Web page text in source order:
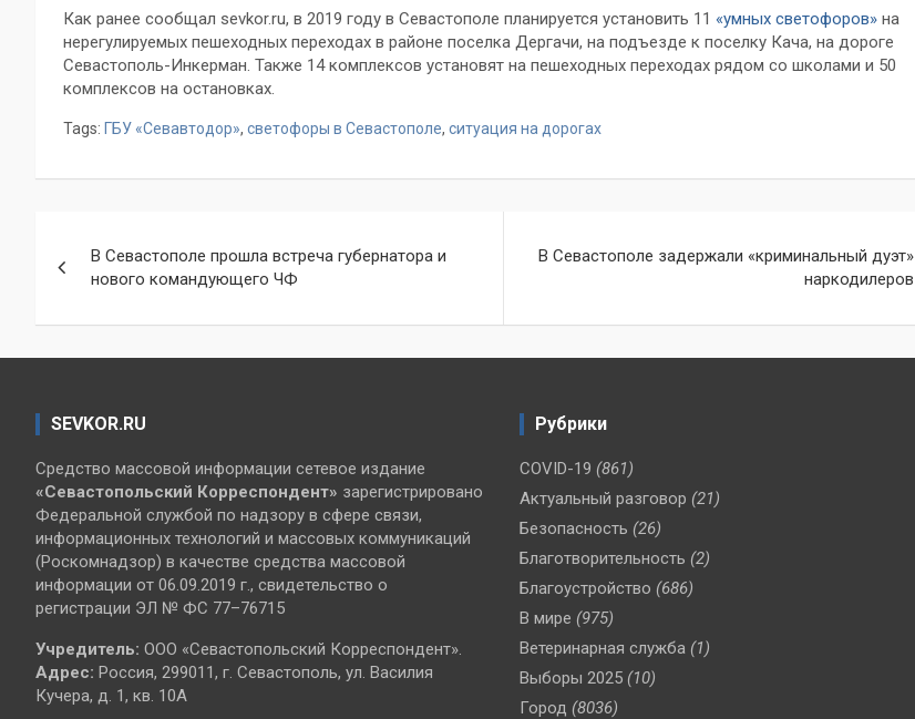
Как ранее сообщал sevkor.ru, в 2019 году в Севастополе планируется установить 11 «умных светофоров» на
нерегулируемых пешеходных переходах в районе поселка Дергачи, на подъезде к поселку Кача, на дороге
Севастополь-Инкерман. Также 14 комплексов установят на пешеходных переходах рядом со школами и 50
комплексов на остановках.
Tags: ГБУ «Севавтодор», светофоры в Севастополе, ситуация на дорогах
по
записям
В Севастополе прошла встреча губернатора и
нового командующего ЧФ
В Севастополе задержали «криминальный дуэт»
наркодилеров
SEVKOR.RU
Средство массовой информации сетевое издание
«Севастопольский Корреспондент» зарегистрировано
Федеральной службой по надзору в сфере связи,
информационных технологий и массовых коммуникаций
(Роскомнадзор) в качестве средства массовой
информации от 06.09.2019 г., свидетельство о
регистрации ЭЛ № ФС 77–76715
Учредитель: ООО «Севастопольский Корреспондент».
Адрес: Россия, 299011, г. Севастополь, ул. Василия
Кучера, д. 1, кв. 10А
Рубрики
COVID-19 (861)
Актуальный разговор (21)
Безопасность (26)
Благотворительность (2)
Благоустройство (686)
В мире (975)
Ветеринарная служба (1)
Выборы 2025 (10)
Город (8036)